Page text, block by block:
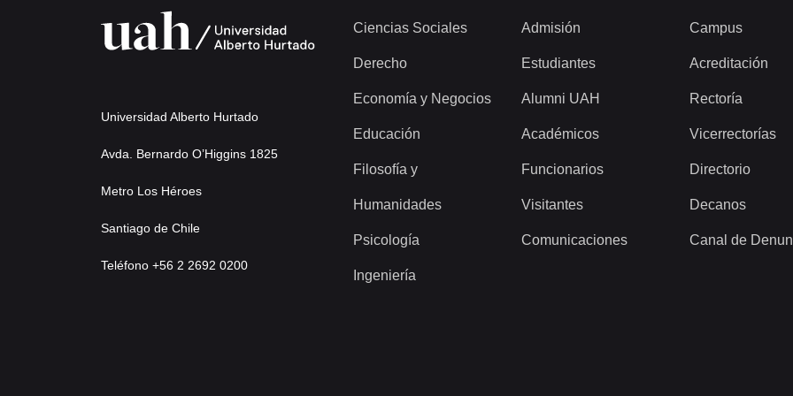
Universidad Alberto Hurtado
Avda. Bernardo O’Higgins 1825
Metro Los Héroes
Santiago de Chile
Teléfono +56 2 2692 0200
Ciencias Sociales
Derecho
Economía y Negocios
Educación
Filosofía y
Humanidades
Psicología
Ingeniería
Admisión
Estudiantes
Alumni UAH
Académicos
Funcionarios
Visitantes
Comunicaciones
Campus
Acreditación
Rectoría
Vicerrectorías
Directorio
Decanos
Canal de